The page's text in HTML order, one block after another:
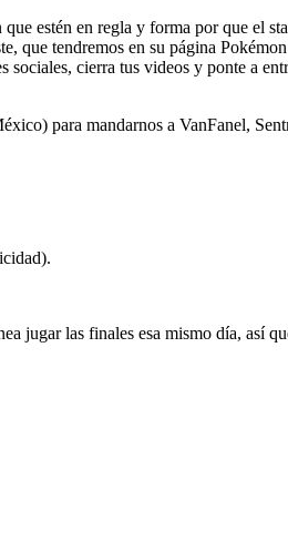
estén en regla y forma por que el
que tendremos en su página
sociales, cierra tus videos y ponte a
para mandarnos a VanFanel,
jugar las finales esa mismo día, así